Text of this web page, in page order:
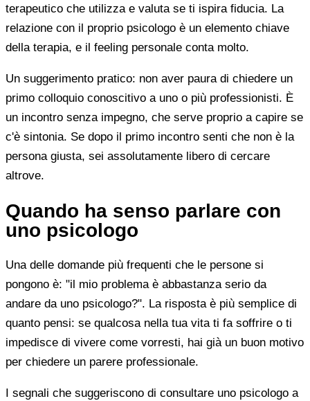
terapeutico che utilizza e valuta se ti ispira fiducia. La
relazione con il proprio psicologo è un elemento chiave
della terapia, e il feeling personale conta molto.
Un suggerimento pratico: non aver paura di chiedere un
primo colloquio conoscitivo a uno o più professionisti. È
un incontro senza impegno, che serve proprio a capire se
c'è sintonia. Se dopo il primo incontro senti che non è la
persona giusta, sei assolutamente libero di cercare
altrove.
Quando ha senso parlare con
uno psicologo
Una delle domande più frequenti che le persone si
pongono è: "il mio problema è abbastanza serio da
andare da uno psicologo?". La risposta è più semplice di
quanto pensi: se qualcosa nella tua vita ti fa soffrire o ti
impedisce di vivere come vorresti, hai già un buon motivo
per chiedere un parere professionale.
I segnali che suggeriscono di consultare uno psicologo a